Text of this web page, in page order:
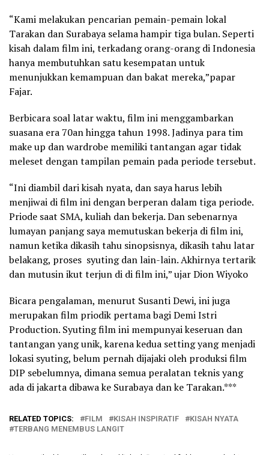
“Kami melakukan pencarian pemain-pemain lokal
Tarakan dan Surabaya selama hampir tiga bulan. Seperti
kisah dalam film ini, terkadang orang-orang di Indonesia
hanya membutuhkan satu kesempatan untuk
menunjukkan kemampuan dan bakat mereka,”papar
Fajar.
Berbicara soal latar waktu, film ini menggambarkan
suasana era 70an hingga tahun 1998. Jadinya para tim
make up dan wardrobe memiliki tantangan agar tidak
meleset dengan tampilan pemain pada periode tersebut.
“Ini diambil dari kisah nyata, dan saya harus lebih
menjiwai di film ini dengan berperan dalam tiga periode.
Priode saat SMA, kuliah dan bekerja. Dan sebenarnya
lumayan panjang saya memutuskan bekerja di film ini,
namun ketika dikasih tahu sinopsisnya, dikasih tahu latar
belakang, proses syuting dan lain-lain. Akhirnya tertarik
dan mutusin ikut terjun di di film ini,” ujar Dion Wiyoko
Bicara pengalaman, menurut Susanti Dewi, ini juga
merupakan film priodik pertama bagi Demi Istri
Production. Syuting film ini mempunyai keseruan dan
tantangan yang unik, karena kedua setting yang menjadi
lokasi syuting, belum pernah dijajaki oleh produksi film
DIP sebelumnya, dimana semua peralatan teknis yang
ada di jakarta dibawa ke Surabaya dan ke Tarakan.***
RELATED TOPICS: FILM KISAH INSPIRATIF
KISAH NYATA
TERBANG MENEMBUS LANGIT